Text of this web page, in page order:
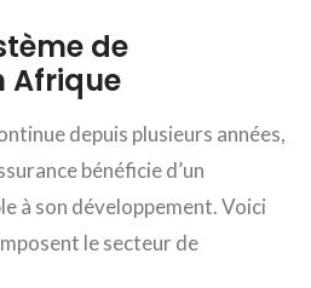
de
Afrique
depuis plusieurs années,
bénéficie d’un
à son développement. Voici
le secteur de